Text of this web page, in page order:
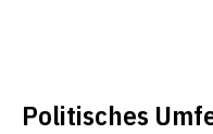
Politisches